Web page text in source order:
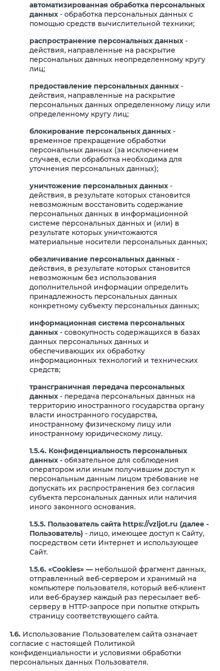
автоматизированная обработка персональных
данных - обработка персональных данных с
помощью средств вычислительной техники;
распространение персональных данных -
действия, направленные на раскрытие
персональных данных неопределенному кругу
лиц;
предоставление персональных данных -
действия, направленные на раскрытие
персональных данных определенному лицу или
определенному кругу лиц;
блокирование персональных данных -
временное прекращение обработки
персональных данных (за исключением
случаев, если обработка необходима для
уточнения персональных данных);
уничтожение персональных данных -
действия, в результате которых становится
невозможным восстановить содержание
персональных данных в информационной
системе персональных данных и (или) в
результате которых уничтожаются
материальные носители персональных данных;
обезличивание персональных данных -
действия, в результате которых становится
невозможным без использования
дополнительной информации определить
принадлежность персональных данных
конкретному субъекту персональных данных;
информационная система персональных
данных - совокупность содержащихся в базах
данных персональных данных и
обеспечивающих их обработку
информационных технологий и технических
средств;
трансграничная передача персональных
данных - передача персональных данных на
территорию иностранного государства органу
власти иностранного государства,
иностранному физическому лицу или
иностранному юридическому лицу.
1.5.4. Конфиденциальность персональных
данных - обязательное для соблюдения
оператором или иным получившим доступ к
персональным данным лицом требование не
допускать их распространения без согласия
субъекта персональных данных или наличия
иного законного основания.
1.5.5. Пользователь сайта https://vzljot.ru (далее ‑
Пользователь) - лицо, имеющее доступ к Сайту,
посредством сети Интернет и использующее
Сайт.
1.5.6. «Cookies» — небольшой фрагмент данных,
отправленный веб-сервером и хранимый на
компьютере пользователя, который веб-клиент
или веб-браузер каждый раз пересылает веб-
серверу в HTTP-запросе при попытке открыть
страницу соответствующего сайта.
1.6. Использование Пользователем сайта означает
согласие с настоящей Политикой
конфиденциальности и условиями обработки
персональных данных Пользователя.